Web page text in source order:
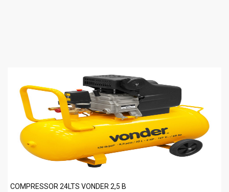
COMPRESSOR 24LTS VONDER 2,5 B